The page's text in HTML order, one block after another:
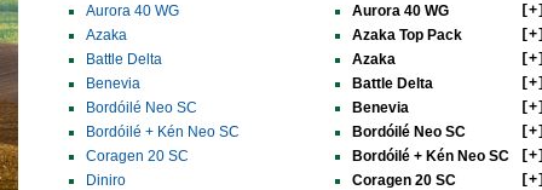
Aurora 40 WG
Azaka
Battle Delta
Benevia
Bordóilé Neo SC
Bordóilé + Kén Neo SC
Coragen 20 SC
Diniro
Aurora 40 WG
Azaka Top Pack
Azaka
Battle Delta
Benevia
Bordóilé Neo SC
Bordóilé + Kén Neo SC
Coragen 20 SC